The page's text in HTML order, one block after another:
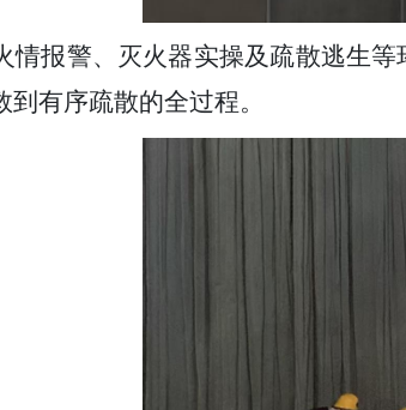
情报警、灭火器实操及疏散逃生
有序疏散的全过程。